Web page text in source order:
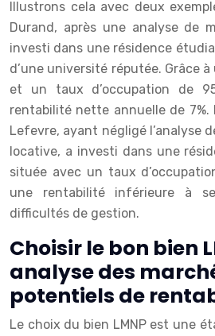
Illustrons cela avec deux
Durand, après une analyse de
investi dans une résidence
d’une université réputée. Grâce
et un taux d’occupation de
rentabilité nette annuelle de 7%.
Lefevre, ayant négligé l’analyse
locative, a investi dans une
située avec un taux
une rentabilité inférieure à
difficultés de gestion.
Choisir le bon bien
analyse des
potentiels de
Le choix du bien LMNP est une